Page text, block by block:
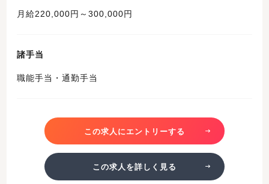
月給220,000円～300,000円
諸手当
職能手当・通勤手当
この求人にエントリーする
この求人を詳しく見る